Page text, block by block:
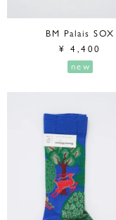
BM Palais SOX
¥ 4,400
new